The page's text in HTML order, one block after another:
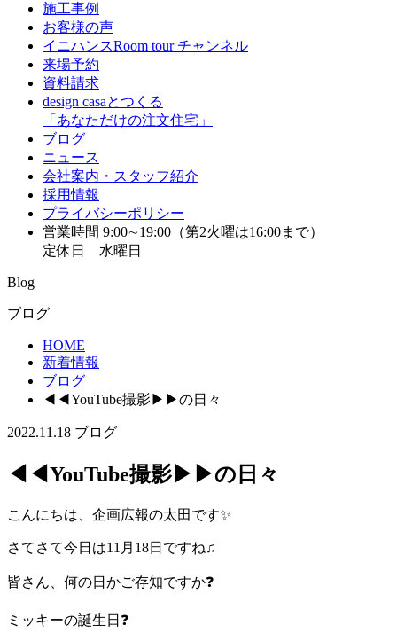
施工事例
お客様の声
イニハンスRoom tour チャンネル
来場予約
資料請求
design casaとつくる
「あなただけの注文住宅」
ブログ
ニュース
会社案内・スタッフ紹介
採用情報
プライバシーポリシー
営業時間 9:00∼19:00（第2火曜は16:00まで）
定休日 水曜日
Blog
ブログ
HOME
新着情報
ブログ
◀︎◀︎YouTube撮影▶︎▶︎の日々
2022.11.18 ブログ
◀︎◀︎YouTube撮影▶︎▶︎の日々
こんにちは、企画広報の太田です✨
さてさて今日は11月18日ですね♫
皆さん、何の日かご存知ですか❓
ミッキーの誕生日❓